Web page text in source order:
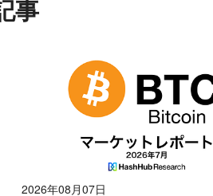
事
2026年08月07日